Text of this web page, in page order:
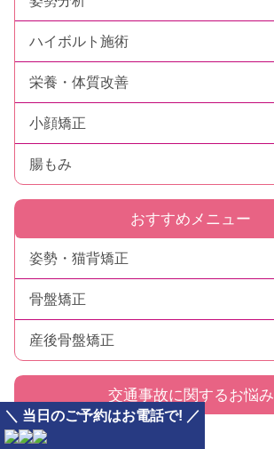
ハイボルト施術
栄養・体質改善
小顔矯正
腸もみ
おすすめメニュー
姿勢・猫背矯正
骨盤矯正
産後骨盤矯正
交通事故に関するお悩み
交通事故について
＼ 当日のご予約はお電話で! ／